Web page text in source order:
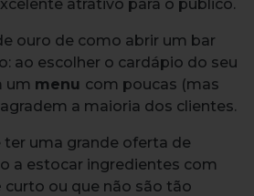
atrativo para o público.
ouro de como abrir um bar
ao escolher o cardápio do seu
um menu com poucas (mas
a maioria dos clientes.
ter uma grande oferta de
a estocar ingredientes com
curto ou que não são tão